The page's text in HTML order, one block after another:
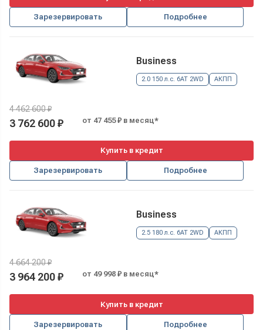
Зарезервировать Подробнее
Business
2.0 150 л.с. 6AT 2WD АКПП
4 462 600 ₽
3 762 600 ₽ от 47 455 ₽ в месяц*
Купить в кредит
Зарезервировать Подробнее
Business
2.5 180 л.с. 6AT 2WD АКПП
4 664 200 ₽
3 964 200 ₽ от 49 998 ₽ в месяц*
Купить в кредит
Зарезервировать Подробнее